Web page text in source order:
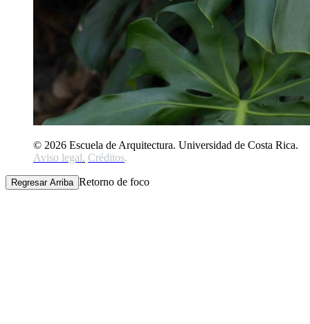
© 2026 Escuela de Arquitectura. Universidad de Costa Rica.
Aviso legal. Créditos.
Regresar Arriba Retorno de foco